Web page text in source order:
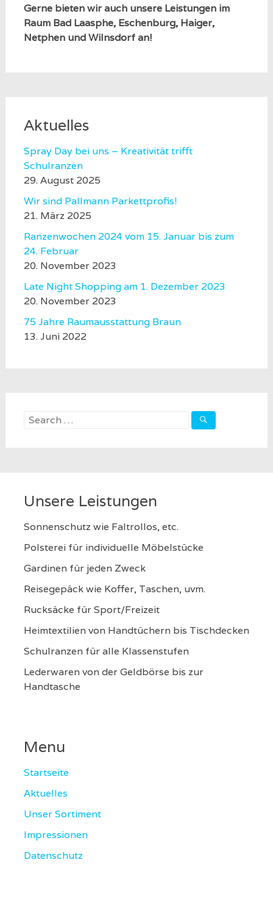
Gerne bieten wir auch unsere Leistungen im
Raum Bad Laasphe, Eschenburg, Haiger,
Netphen und Wilnsdorf an!
Aktuelles
Spray Day bei uns – Kreativität trifft
Schulranzen
29. August 2025
Wir sind Pallmann Parkettprofis!
21. März 2025
Ranzenwochen 2024 vom 15. Januar bis zum
24. Februar
20. November 2023
Late Night Shopping am 1. Dezember 2023
20. November 2023
75 Jahre Raumausstattung Braun
13. Juni 2022
Search
Unsere Leistungen
Sonnenschutz wie Faltrollos, etc.
Polsterei für individuelle Möbelstücke
Gardinen für jeden Zweck
Reisegepäck wie Koffer, Taschen, uvm.
Rucksäcke für Sport/Freizeit
Heimtextilien von Handtüchern bis Tischdecken
Schulranzen für alle Klassenstufen
Lederwaren von der Geldbörse bis zur
Handtasche
Menu
Startseite
Aktuelles
Unser Sortiment
Impressionen
Datenschutz